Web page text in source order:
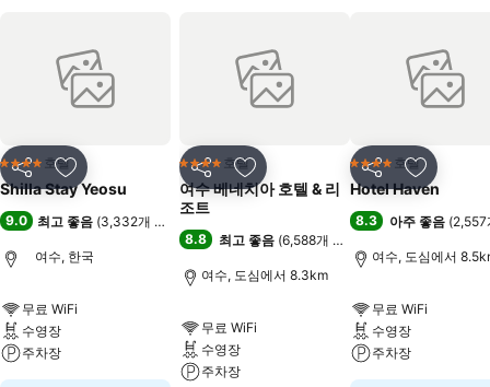
공유 즐겨찾기에 추가
4 성급 호텔
Shilla Stay Yeosu
9.0 최고 좋음 (3,332개 평점
여수, 한국
무료 WiFi
수영장
주차장
공유 즐겨찾기에 추가
4 성급 호텔
여수 베네치아 호텔 & 리
조트
8.8 최고 좋음 (6,588개 평점
여수, 도심에서 8.3km
무료 WiFi
수영장
주차장
공유 즐겨찾기
4 성급 호텔
Hotel Haven
8.3 아주 좋음 (2,557
여수, 도심에서
무료 WiFi
수영장
주차장